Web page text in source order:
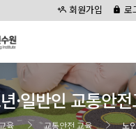
회원가입 로
·일반인 교통안
육 교통안전 교육
노